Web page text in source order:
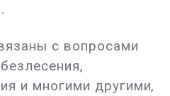
с вопросами
и многими другими,